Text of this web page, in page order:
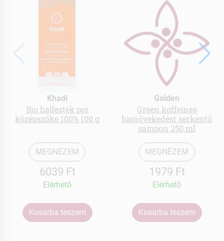
Khadi
Bio hajfesték por
középszőke 100% 100 g
MEGNÉZEM
6039 Ft
Elérhetõ
Kosárba teszem
Golden
Green koffeines
hajnövekedést serkentő
sampon 250 ml
MEGNÉZEM
1979 Ft
Elérhetõ
Kosárba teszem